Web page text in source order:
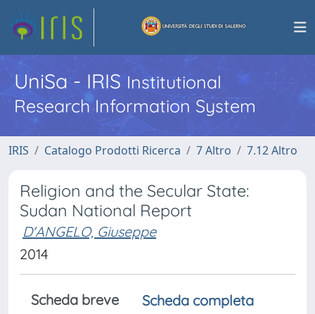
UniSa - IRISInstitutional
Research Information System
IRIS Catalogo Prodotti Ricerca 7 Altro 7.12 Altro
Religion and the Secular State:
Sudan National Report
D'ANGELO, Giuseppe
2014
Scheda breve
Scheda completa